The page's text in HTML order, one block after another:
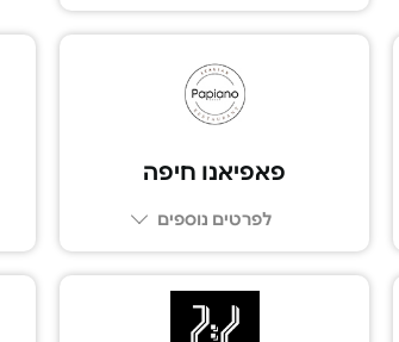
פאפיאנו חיפה
לפרטים נוספים